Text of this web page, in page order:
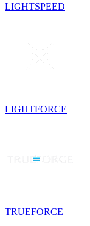
LIGHTSPEED
LIGHTFORCE
TRUEFORCE